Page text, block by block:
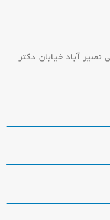
آباد خیابان دکتر